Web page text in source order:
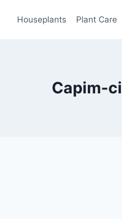
Houseplants Plant Care
Capim-